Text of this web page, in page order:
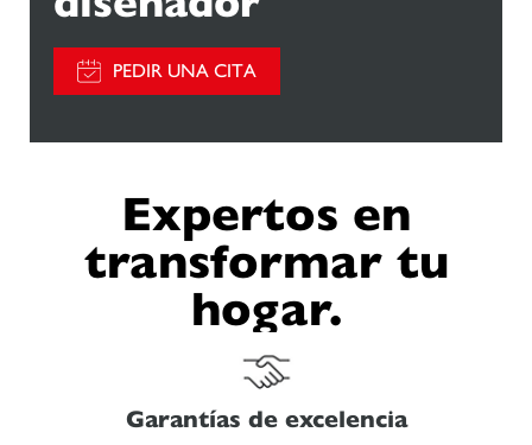
PEDIR UNA CITA
Expertos en
transformar tu
hogar.
Garantías de excelencia